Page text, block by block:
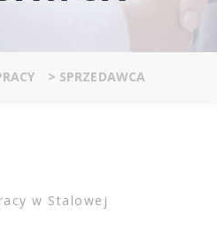
> SPRZEDAWCA
w Stalowej